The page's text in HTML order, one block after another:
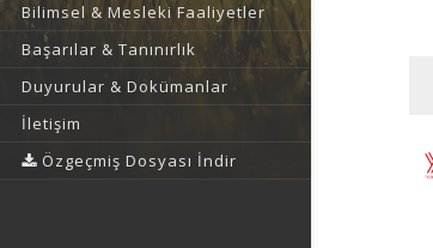
Bilimsel & Mesleki Faaliyetler
Başarılar & Tanınırlık
Duyurular & Dokümanlar
İletişim
Özgeçmiş Dosyası İndir